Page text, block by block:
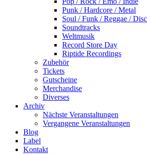
Punk / Hardcore / Metal
Soul / Funk / Reggae /
Soundtracks
Weltmusik
Record Store Day
Riptide Recordings
Zubehör
Tickets
Gutscheine
Merchandise
Diverses
Archiv
Nächste Veranstaltungen
Vergangene Veranstaltungen
Blog
Label
Kontakt